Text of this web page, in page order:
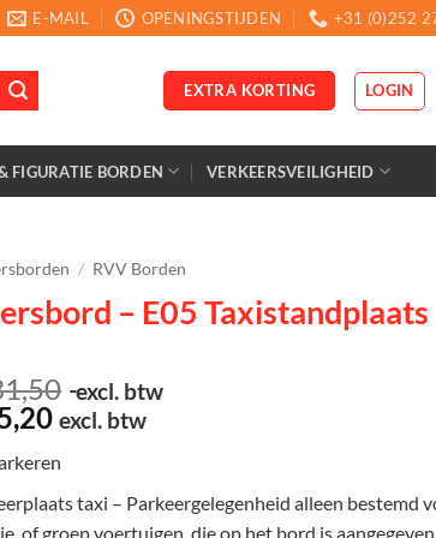
E-MAIL OPENINGSTIJDEN +31 (0)252
EXTRA KORTING LOGIN
FIGURATIE BORDEN VERKEERSVEILIGHEID
/ RVV Borden
– E05 Taxistandplaats
Prijsklasse:
€57,70
excl. btw
Prijsklasse:
tot
€105,20
excl. btw
taxi – Parkeergelegenheid alleen bestemd
of groep voertuigen, die op het bord is aangegeven